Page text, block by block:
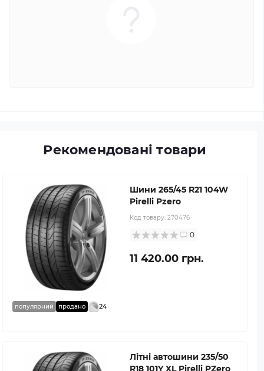
Рекомендовані товари
популярний продано 24
Шини 265/45 R21 104W
Pirelli Pzero
Код товару: 270476
0
11 420.00 грн.
Літні автошини 235/50
R18 101Y XL Pirelli PZero